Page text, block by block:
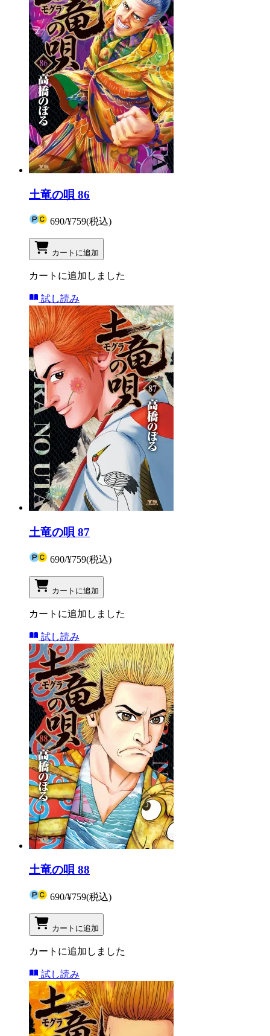
土竜の唄 86
690/¥759(税込)
カートに追加
カートに追加しました
試し読み
土竜の唄 87
690/¥759(税込)
カートに追加
カートに追加しました
試し読み
土竜の唄 88
690/¥759(税込)
カートに追加
カートに追加しました
試し読み